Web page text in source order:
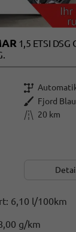
1,5 ETSI DSG
Fjord
20 km
6,10 l/100km
g/km